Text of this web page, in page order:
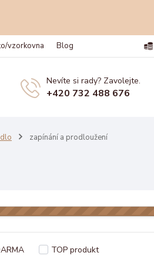
vzorkovna Blog
Nevíte si rady? Zavolejte.
+420 732 488 676
zapínání a prodloužení
TOP produkt